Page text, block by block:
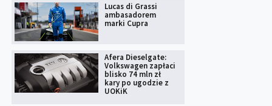
Lucas di Grassi
ambasadorem
marki Cupra
Afera Dieselgate:
Volkswagen zapłaci
blisko 74 mln zł
kary po ugodzie z
UOKiK